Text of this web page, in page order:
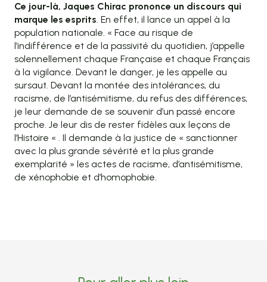
Ce jour-là, Jaques Chirac prononce un discours qui
marque les esprits. En effet, il lance un appel à la
population nationale. « Face au risque de
l’indifférence et de la passivité du quotidien, j’appelle
solennellement chaque Française et chaque Français
à la vigilance. Devant le danger, je les appelle au
sursaut. Devant la montée des intolérances, du
racisme, de l’antisémitisme, du refus des différences,
je leur demande de se souvenir d’un passé encore
proche. Je leur dis de rester fidèles aux leçons de
l’Histoire « . Il demande à la justice de « sanctionner
avec la plus grande sévérité et la plus grande
exemplarité » les actes de racisme, d’antisémitisme,
de xénophobie et d’homophobie.